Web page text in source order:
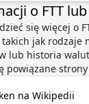
o FTT
się więcej o
jak rodzaje
lub historia
powiązane
na Wikipedii